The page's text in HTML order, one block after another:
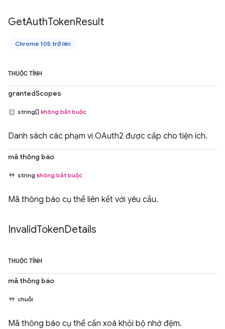
GetAuthTokenResult
Chrome 105 trở lên
THUỘC TÍNH
grantedScopes
string[] không bắt buộc
Danh sách các phạm vi OAuth2 được cấp cho tiện ích.
mã thông báo
string không bắt buộc
Mã thông báo cụ thể liên kết với yêu cầu.
InvalidTokenDetails
THUỘC TÍNH
mã thông báo
chuỗi
Mã thông báo cụ thể cần xoá khỏi bộ nhớ đệm.